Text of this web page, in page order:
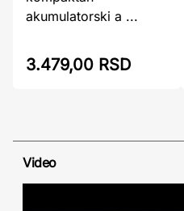
akumulatorski a ...
3.479,00 RSD
Video